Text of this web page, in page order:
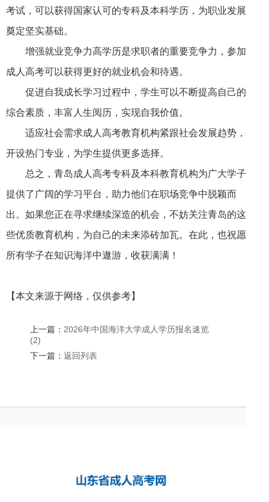
考试，可以获得国家认可的专科及本科学历，为职业发展
奠定坚实基础。
增强就业竞争力高学历是求职者的重要竞争力，参加
成人高考可以获得更好的就业机会和待遇。
促进自我成长学习过程中，学生可以不断提高自己的
综合素质，丰富人生阅历，实现自我价值。
适应社会需求成人高考教育机构紧跟社会发展趋势，
开设热门专业，为学生提供更多选择。
总之，青岛成人高考专科及本科教育机构为广大学子
提供了广阔的学习平台，助力他们在职场竞争中脱颖而
出。如果您正在寻求继续深造的机会，不妨关注青岛的这
些优质教育机构，为自己的未来添砖加瓦。在此，也祝愿
所有学子在知识海洋中遨游，收获满满！
【本文来源于网络，仅供参考】
上一篇： 2026年中国海洋大学成人学历报名速览
(2)
下一篇： 返回列表